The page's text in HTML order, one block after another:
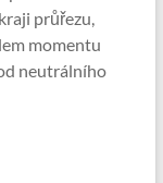
průřezu,
momentu
neutrálního